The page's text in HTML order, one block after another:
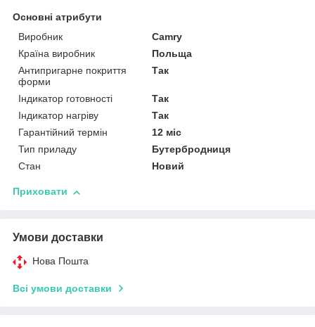
Основні атрибути
Виробник
Camry
Країна виробник
Польща
Антипригарне покриття
форми
Так
Індикатор готовності
Так
Індикатор нагріву
Так
Гарантійний термін
12 міс
Тип приладу
Бутербродниця
Стан
Новий
Приховати
Умови доставки
Нова Пошта
Всі умови доставки